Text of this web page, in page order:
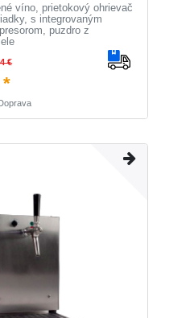
víno, prietokový ohrievač
s integrovaným
puzdro z
€
*